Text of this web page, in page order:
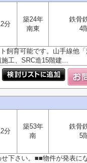
分
築24年
南東
鉄骨
4
飼育可能です。山手線他
工、SRC造15階建...
分
築53年
南
鉄骨
5
下さい。■■物件が発表に